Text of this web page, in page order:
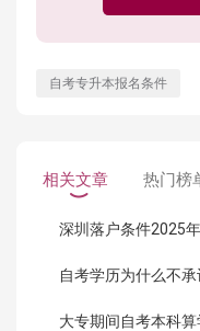
自考专升本报名条件
相关文章 热门榜
深圳落户条件2025
自考学历为什么不
大专期间自考本科算